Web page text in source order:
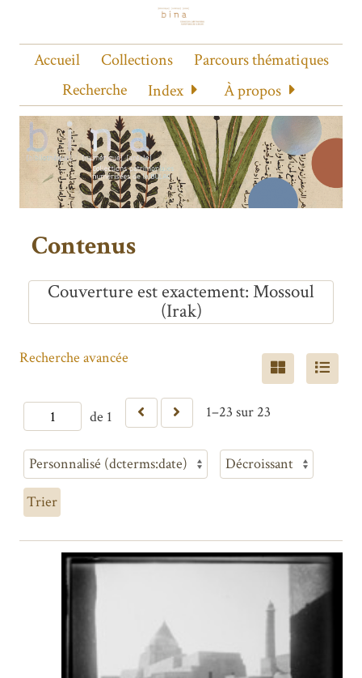
Accueil Collections
Parcours thématiques
Recherche
Index À propos
Contenus
Couverture est exactement Mossoul
(Irak)
de 1 1–23 sur 23
Recherche avancée
Trier